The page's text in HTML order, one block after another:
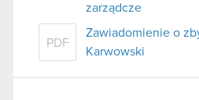
zarządcze
PDF
Zawiadomienie o
Karwowski